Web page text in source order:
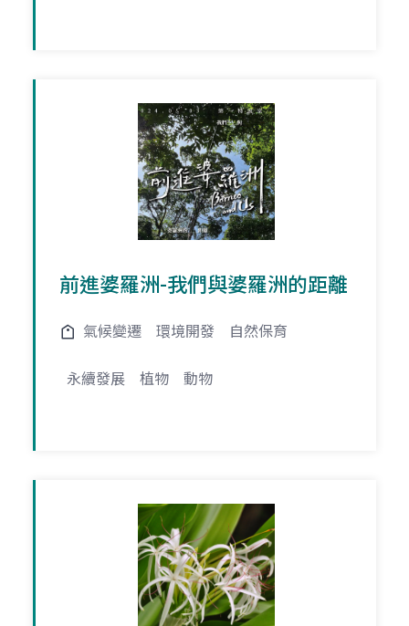
前進婆羅洲-我們與婆羅洲的距離
氣候變遷 環境開發 自然保育
永續發展 植物 動物